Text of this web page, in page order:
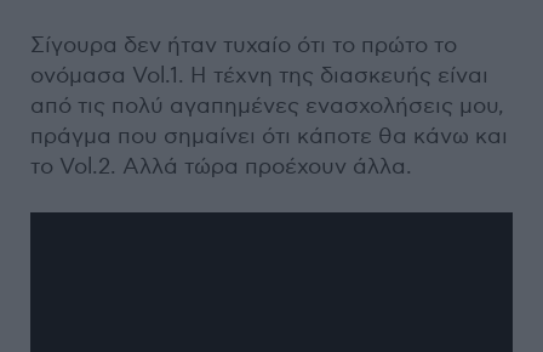
Σίγουρα δεν ήταν τυχαίο ότι το πρώτο το
ονόμασα Vol.1. Η τέχνη της διασκευής είναι
από τις πολύ αγαπημένες ενασχολήσεις μου,
πράγμα που σημαίνει ότι κάποτε θα κάνω και
το Vol.2. Αλλά τώρα προέχουν άλλα.